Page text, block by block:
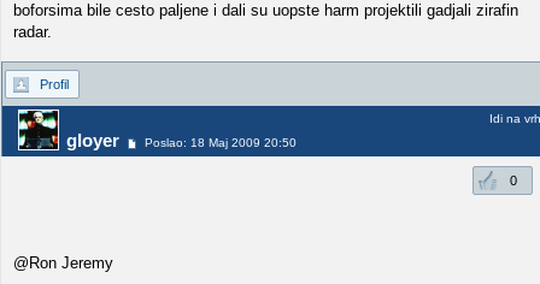
boforsima bile cesto paljene i dali su uopste harm projektili gadjali zirafin
radar.
Profil
gloyer Poslao: 18 Maj 2009 20:50
Idi na vrh
0
@Ron Jeremy